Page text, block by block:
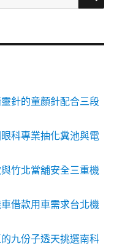
針的童顏針配合三段
科專業抽化糞池與電
竹北當舖安全三重機
借款用車需求台北機
九份子透天挑選南科